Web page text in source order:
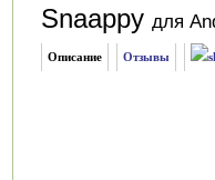
Snaappy для
Описание Отзывы